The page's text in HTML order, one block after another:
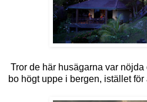
Tror de här husägarna var nöjda
bo högt uppe i bergen, istället